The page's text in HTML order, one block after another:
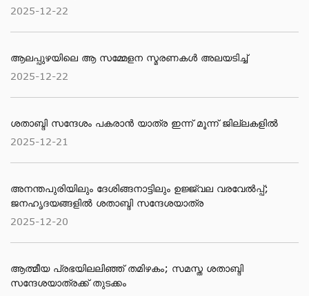
2025-12-22
ആലപ്പുഴയിലെ ആ സമ്മേളന സ്മരണകൾ അലയടിച്ച്
2025-12-22
ശതാബ്ദി സന്ദേശം പകരാൻ യാത്ര ഇന്ന് മൂന്ന് ജില്ലകളിൽ
2025-12-21
അനന്തപുരിയിലും ദേശിങ്ങനാട്ടിലും ഉജ്ജ്വല വരവേൽപ്പ്;
ജനഹൃദയങ്ങളിൽ ശതാബ്ദി സന്ദേശയാത്ര
2025-12-20
ആത്മീയ പ്രഭയിലലിഞ്ഞ് തമിഴകം; സമസ്ത ശതാബ്ദി
സന്ദേശയാത്രക്ക് തുടക്കം